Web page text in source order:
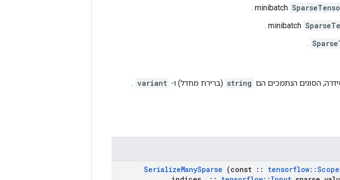
.
.
.
הסוגים הנתמכים הם string (ברירת מחדל) ו- variant
.
SerializeManySparse (const :: tensorflow::Scope